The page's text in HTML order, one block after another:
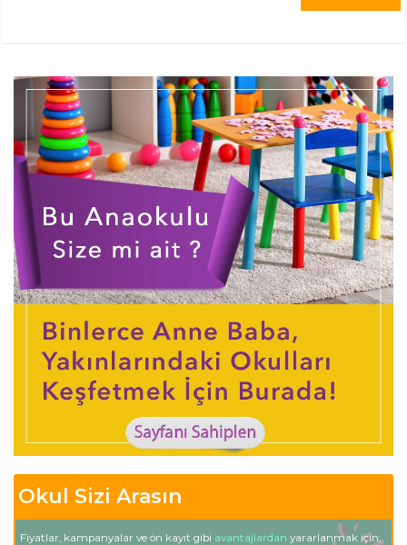
Okul Sizi Arasın
Fiyatlar, kampanyalar ve ön kayıt gibi avantajlardan yararlanmak için;